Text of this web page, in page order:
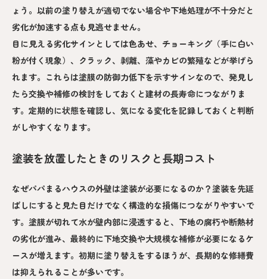
ょう。以前の塗り替えが適切でない場合や下地処理が不十分だと
劣化が加速する点も見逃せません。
目に見える劣化サインとしては色あせ、チョーキング（手に白い
粉が付く現象）、クラック、剥離、藻やカビの繁殖などが挙げら
れます。これらは塗膜の防御力低下を示すサインなので、発見し
たら交換や補修の検討をしておくと建材の長寿命につながりま
す。定期的に状態を確認し、気になる変化を記録しておくと判断
がしやすくなります。
塗装を放置したときのリスクと長期コスト
なぜパパまるハウスの外壁は塗装が必要になるのか？塗装を先延
ばしにすると見た目だけでなく構造的な損傷につながりやすいで
す。塗膜が切れて水が壁内部に浸透すると、下地の腐朽や断熱材
の劣化が進み、最終的に下地交換や大規模な補修が必要になるケ
ースが増えます。初期に塗り替えをするほうが、長期的な修繕費
は抑えられることが多いです。